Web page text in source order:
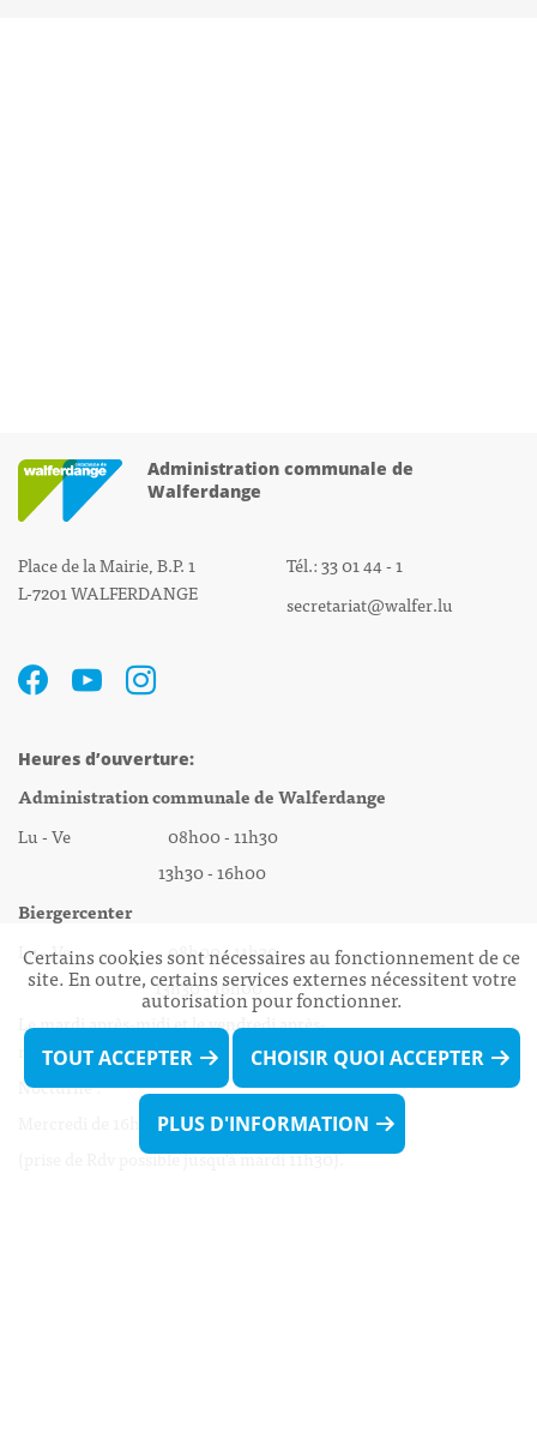
Administration communale de
Walferdange
Place de la Mairie, B.P. 1
L-7201 WALFERDANGE
Tél.: 33 01 44 - 1
secretariat@walfer.lu
Heures d’ouverture:
Administration communale de Walferdange
Lu - Ve 08h00 - 11h30
13h30 - 16h00
Biergercenter
Lu - Ve 08h00 - 11h30
13h30 - 16h00
Le mardi après-midi et le vendredi après-
midi uniquement sur Rdv.
Nocturne :
Mercredi de 16h00 - 18h45 uniquement sur Rdv
(prise de Rdv possible jusqu'à mardi 11h30).
Certains cookies sont nécessaires au fonctionnement de ce
site. En outre, certains services externes nécessitent votre
autorisation pour fonctionner.
TOUT ACCEPTER CHOISIR QUOI ACCEPTER
PLUS D'INFORMATION